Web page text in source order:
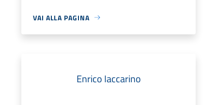
VAI ALLA PAGINA
Enrico Iaccarino